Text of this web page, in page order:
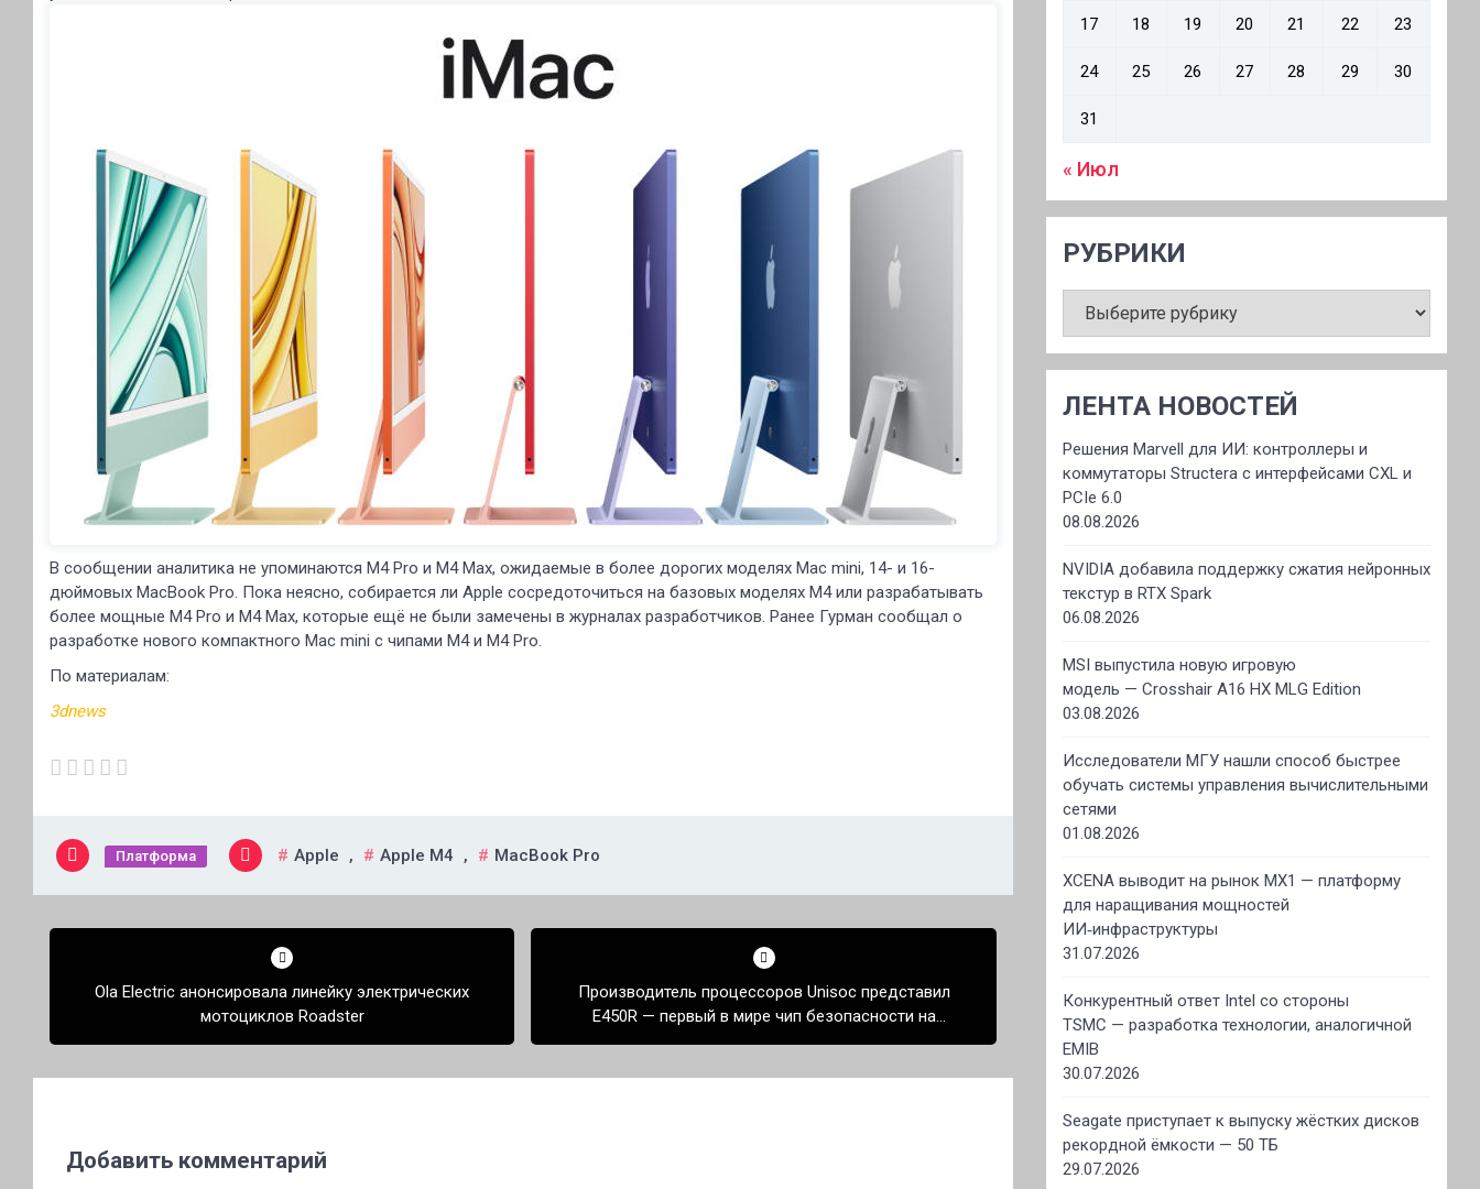
В сообщении аналитика не упоминаются M4 Pro и M4 Max, ожидаемые в более дорогих моделях Mac mini, 14- и 16-
дюймовых MacBook Pro. Пока неясно, собирается ли Apple сосредоточиться на базовых моделях M4 или разрабатывать
более мощные M4 Pro и M4 Max, которые ещё не были замечены в журналах разработчиков. Ранее Гурман сообщал о
разработке нового компактного Mac mini с чипами M4 и M4 Pro.
По материалам:
3dnews
Платформа Apple , Apple M4 , MacBook Pro
Навигация
записямOla Electric анонсировала линейку электрических
мотоциклов Roadster
Производитель процессоров Unisoc представил
E450R — первый в мире чип безопасности на
основе открытой архитектуры RISC-V
Добавить комментарий
17 18 19 20 21 22 23
24 25 26 27 28 29 30
31
« Июл
РУБРИКИ
ЛЕНТА НОВОСТЕЙ
Решения Marvell для ИИ: контроллеры и
коммутаторы Structera с интерфейсами CXL и
PCIe 6.0
08.08.2026
NVIDIA добавила поддержку сжатия нейронных
текстур в RTX Spark
06.08.2026
MSI выпустила новую игровую
модель — Crosshair A16 HX MLG Edition
03.08.2026
Исследователи МГУ нашли способ быстрее
обучать системы управления вычислительными
сетями
01.08.2026
XCENA выводит на рынок MX1 — платформу
для наращивания мощностей
ИИ‑инфраструктуры
31.07.2026
Конкурентный ответ Intel со стороны
TSMC — разработка технологии, аналогичной
EMIB
30.07.2026
Seagate приступает к выпуску жёстких дисков
рекордной ёмкости — 50 ТБ
29.07.2026